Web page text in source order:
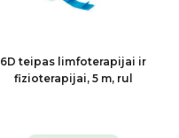
6D teipas limfoterapijai ir
fizioterapijai, 5 m, rul